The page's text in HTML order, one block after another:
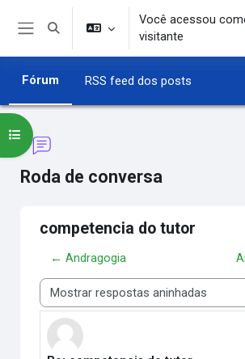
Ir para o conteúdo principal
Alternar entrada de pesquisa
Você acessou
visitante
Fórum RSS feed dos posts
Roda de conversa
Abrir índice do curso
competencia do tutor
← Andragogia
Modo de visualização